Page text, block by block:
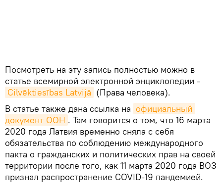
Посмотреть на эту запись полностью можно в
статье всемирной электронной энциклопедии -
Cilvēktiesības Latvijā (Права человека).
В статье также дана ссылка на официальный
документ ООН . Там говорится о том, что 16 марта
2020 года Латвия временно сняла с себя
обязательства по соблюдению международного
пакта о гражданских и политических прав на своей
территории после того, как 11 марта 2020 года ВОЗ
признал распространение COVID-19 пандемией.